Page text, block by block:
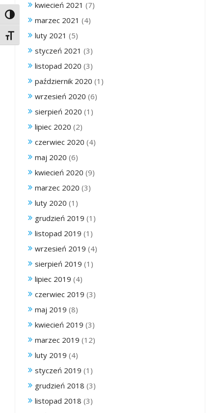
Toggle High Contrast
Toggle Font size
kwiecień 2021 (7)
marzec 2021 (4)
luty 2021 (5)
styczeń 2021 (3)
listopad 2020 (3)
październik 2020 (1)
wrzesień 2020 (6)
sierpień 2020 (1)
lipiec 2020 (2)
czerwiec 2020 (4)
maj 2020 (6)
kwiecień 2020 (9)
marzec 2020 (3)
luty 2020 (1)
grudzień 2019 (1)
listopad 2019 (1)
wrzesień 2019 (4)
sierpień 2019 (1)
lipiec 2019 (4)
czerwiec 2019 (3)
maj 2019 (8)
kwiecień 2019 (3)
marzec 2019 (12)
luty 2019 (4)
styczeń 2019 (1)
grudzień 2018 (3)
listopad 2018 (3)